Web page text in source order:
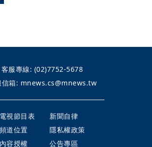
客服專線: (02)7752-5678
信箱: mnews.cs@mnews.tw
電視節目表
新聞自律
頻道位置
隱私權政策
內容授權
公告專區